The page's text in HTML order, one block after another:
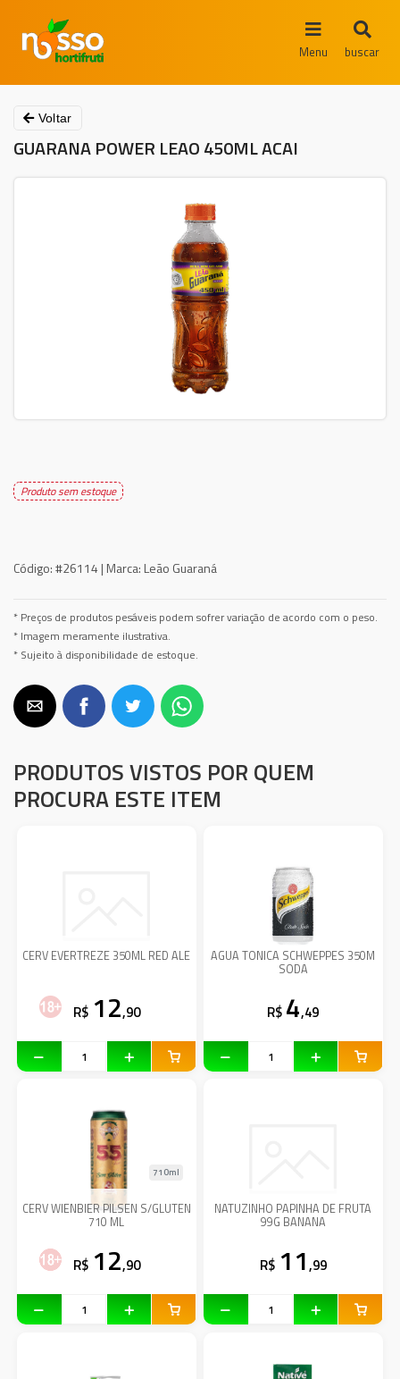
Menu buscar
Voltar
GUARANA POWER LEAO 450ML ACAI
Produto sem estoque
Código:#26114 | Marca: Leão Guaraná
* Preços de produtos pesáveis podem sofrer variação de acordo com o peso.
* Imagem meramente ilustrativa.
* Sujeito à disponibilidade de estoque.
PRODUTOS VISTOS POR QUEM
PROCURA ESTE ITEM
CERV EVERTREZE 350ML RED ALE
R$ 12,90
AGUA TONICA SCHWEPPES 350M
SODA
R$ 4,49
CERV WIENBIER PILSEN S/GLUTEN
710 ML
710ml
R$ 12,90
NATUZINHO PAPINHA DE FRUTA
99G BANANA
R$ 11,99